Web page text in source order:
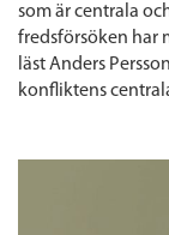
som är centrala
fredsförsöken har
läst Anders
konfliktens